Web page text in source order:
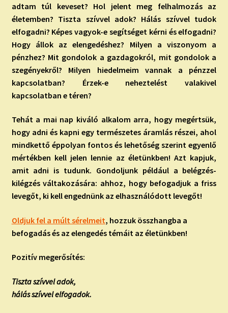
adtam túl keveset? Hol jelent meg felhalmozás az
életemben? Tiszta szívvel adok? Hálás szívvel tudok
elfogadni? Képes vagyok-e segítséget kérni és elfogadni?
Hogy állok az elengedéshez? Milyen a viszonyom a
pénzhez? Mit gondolok a gazdagokról, mit gondolok a
szegényekről? Milyen hiedelmeim vannak a pénzzel
kapcsolatban? Érzek-e neheztelést valakivel
kapcsolatban e téren?
Tehát a mai nap kiváló alkalom arra, hogy megértsük,
hogy adni és kapni egy természetes áramlás részei, ahol
mindkettő éppolyan fontos és lehetőség szerint egyenlő
mértékben kell jelen lennie az életünkben! Azt kapjuk,
amit adni is tudunk. Gondoljunk például a belégzés-
kilégzés váltakozására: ahhoz, hogy befogadjuk a friss
levegőt, ki kell engednünk az elhasználódott levegőt!
Oldjuk fel a múlt sérelmeit, hozzuk összhangba a
befogadás és az elengedés témáit az életünkben!
Pozitív megerősítés:
Tiszta szívvel adok,
hálás szívvel elfogadok.